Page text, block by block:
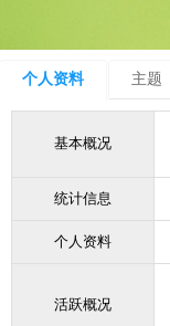
个人资料 主题
基本概况
统计信息
个人资料
活跃概况